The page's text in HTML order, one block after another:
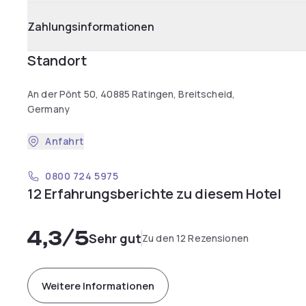
Zahlungsinformationen
Standort
An der Pönt 50, 40885 Ratingen, Breitscheid,
Germany
Anfahrt
0800 724 5975
12 Erfahrungsberichte zu diesem Hotel
4,3/5Sehr gutZu den 12 Rezensionen
Weitere Informationen